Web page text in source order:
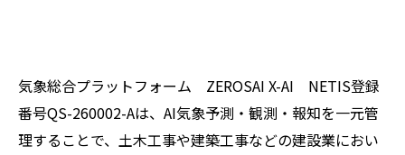
気象総合プラットフォーム ZEROSAI X-AI NETIS登録
番号QS-260002-Aは、AI気象予測・観測・報知を一元管
理することで、土木工事や建築工事などの建設業におい